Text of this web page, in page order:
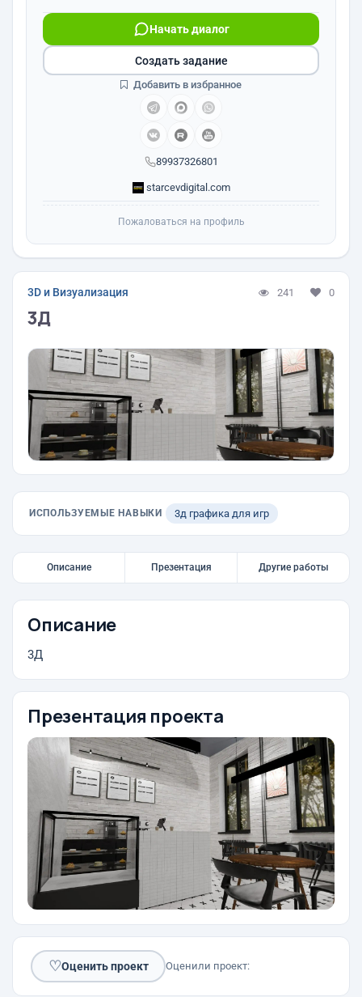
89937326801
Начать диалог
starcevdigital.com
Создать задание
Добавить в избранное
Пожаловаться на профиль
3D и Визуализация 241 0
3Д
ИСПОЛЬЗУЕМЫЕ НАВЫКИ 3д графика для игр
Описание Презентация Другие работы
Описание
3Д
Презентация проекта
♡Оценить проект Оценили проект: